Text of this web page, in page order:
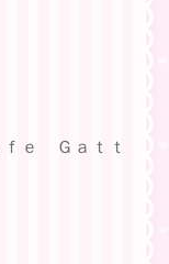
ｆｅ Ｇａｔｔ